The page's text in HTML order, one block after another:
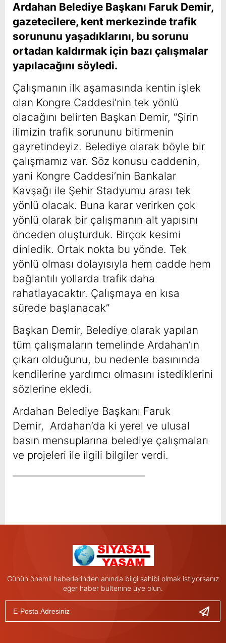
Ardahan Belediye Başkanı Faruk Demir,
gazetecilere, kent merkezinde trafik
sorununu yaşadıklarını, bu sorunu
ortadan kaldırmak için bazı çalışmalar
yapılacağını söyledi.
Çalışmanın ilk aşamasında kentin işlek
olan Kongre Caddesi’nin tek yönlü
olacağını belirten Başkan Demir, “Şirin
ilimizin trafik sorununu bitirmenin
gayretindeyiz. Belediye olarak böyle bir
çalışmamız var. Söz konusu caddenin,
yani Kongre Caddesi’nin Bankalar
Kavşağı ile Şehir Stadyumu arası tek
yönlü olacak. Buna karar verirken çok
yönlü olarak bir çalışmanın alt yapısını
önceden oluşturduk. Birçok kesimi
dinledik. Ortak nokta bu yönde. Tek
yönlü olması dolayısıyla hem cadde hem
bağlantılı yollarda trafik daha
rahatlayacaktır. Çalışmaya en kısa
sürede başlanacak”
Başkan Demir, Belediye olarak yapılan
tüm çalışmaların temelinde Ardahan’ın
çıkarı olduğunu, bu nedenle basınında
kendilerine yardımcı olmasını istediklerini
sözlerine ekledi.
Ardahan Belediye Başkanı Faruk
Demir, Ardahan’da ki yerel ve ulusal
basın mensuplarına belediye çalışmaları
ve projeleri ile ilgili bilgiler verdi.
Günün önemli haberlerinden anında bilgi sahibi olmak istiyorsanız
eğer haber bültenine üye olun.